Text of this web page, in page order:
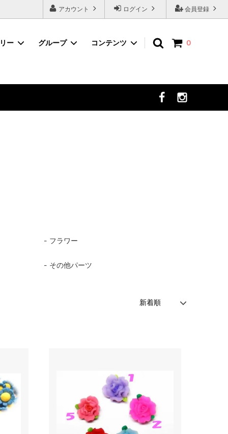
会員登録
ログイン
アカウント
0
ー グループ コンテンツ
フラワー
その他パーツ